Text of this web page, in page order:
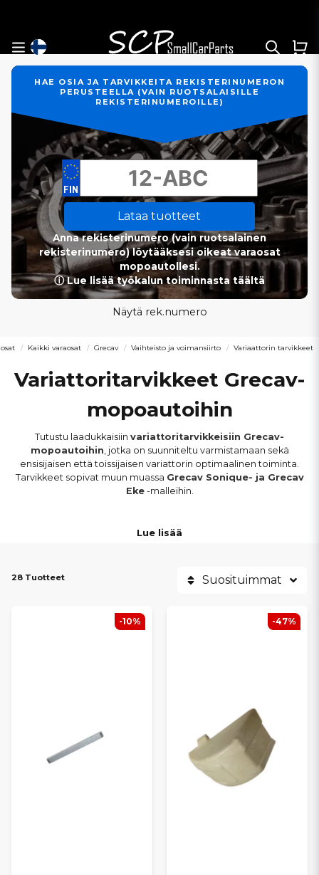
HAE OSIA JA TARVIKKEITA REKISTERINUMERON
PERUSTEELLA (VAIN RUOTSALAISILLE
REKISTERINUMEROILLE)
Lataa tuotteet
Anna rekisterinumero (vain ruotsalainen
rekisterinumero) löytääksesi oikeat varaosat
mopoautollesi.
ⓘ Lue lisää työkalun toiminnasta täältä
Näytä rek.numero
Kaikki varaosat Grecav Vaihteisto ja voimansiirto Variaattorin tarvikkeet
Variattoritarvikkeet Grecav-
mopoautoihin
Tutustu laadukkaisiin variattoritarvikkeisiin Grecav-
mopoautoihin, jotka on suunniteltu varmistamaan sekä
ensisijaisen että toissijaisen variattorin optimaalinen toiminta.
Tarvikkeet sopivat muun muassa Grecav Sonique- ja Grecav
Eke-malleihin.
holkit, liukupalat ja väliholkit, joilla varmistat tasaisen
pitkä käyttöikä.
Variattorin kuluvat osat vaikuttavat suoraan ajettavuuteen ja
suorituskykyyn. Laadukkaiden tarvikkeiden avulla voit hienosäätää
Lue lisää
28 Tuotteet Suosituimmat
-10% -47%